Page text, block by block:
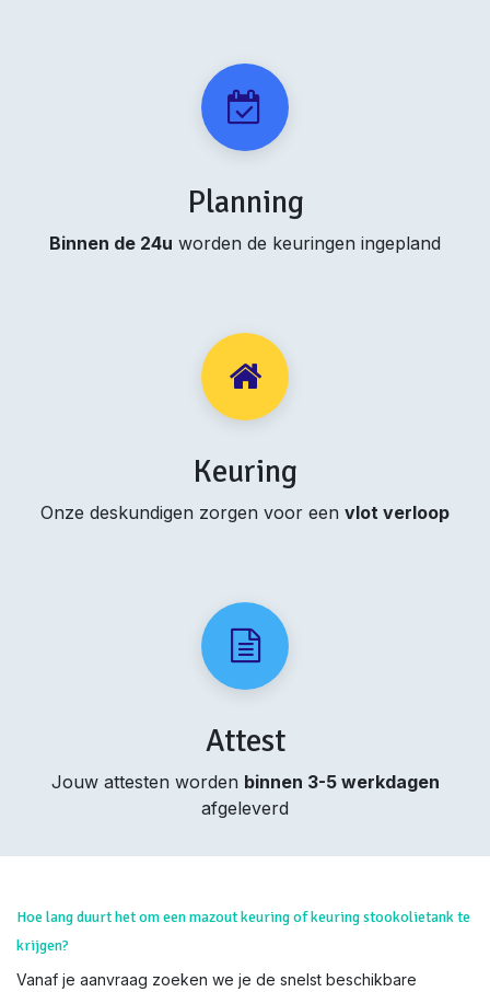
Planning
Binnen de 24u worden de keuringen ingepland
Keuring
Onze deskundigen zorgen voor een vlot verloop
Attest
Jouw attesten worden binnen 3-5 werkdagen
afgeleverd
Hoe lang duurt het om een mazout keuring of keuring stookolietank te
krijgen?
Vanaf je aanvraag zoeken we je de snelst beschikbare